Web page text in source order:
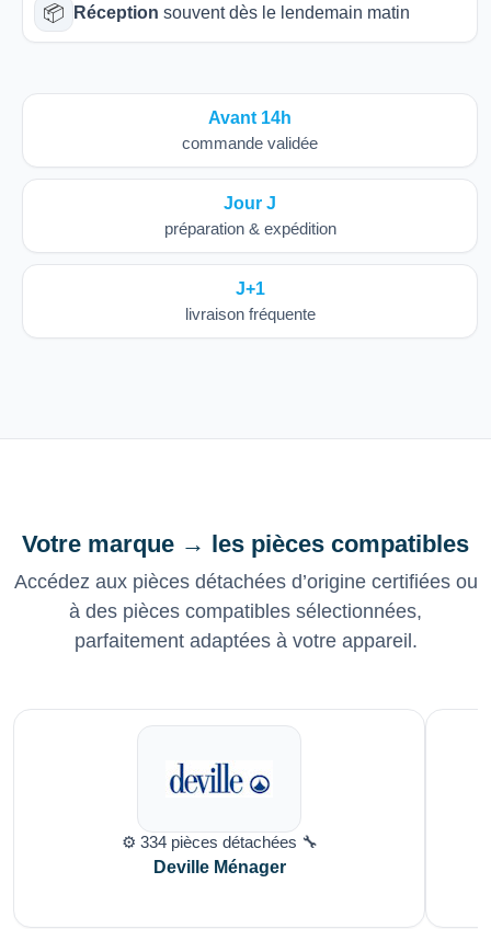
📦 Réception souvent dès le lendemain matin
Avant 14h
commande validée
Jour J
préparation & expédition
J+1
livraison fréquente
Votre marque → les pièces compatibles
Accédez aux pièces détachées d’origine certifiées ou
à des pièces compatibles sélectionnées,
parfaitement adaptées à votre appareil.
⚙️ 334 pièces détachées 🔧
Deville Ménager